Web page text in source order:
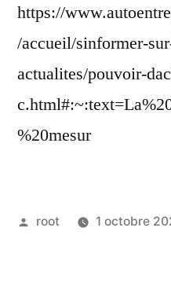
https://
/accueil/sinformer-
actualites/pouvoir-
%20mesur
root 1 octobre